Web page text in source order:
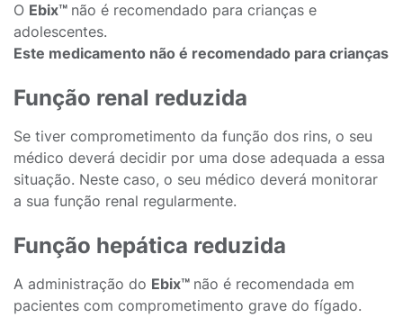
O Ebix™ não é recomendado para crianças e
adolescentes.
Este medicamento não é recomendado para crianças
Função renal reduzida
Se tiver comprometimento da função dos rins, o seu
médico deverá decidir por uma dose adequada a essa
situação. Neste caso, o seu médico deverá monitorar
a sua função renal regularmente.
Função hepática reduzida
A administração do Ebix™ não é recomendada em
pacientes com comprometimento grave do fígado.